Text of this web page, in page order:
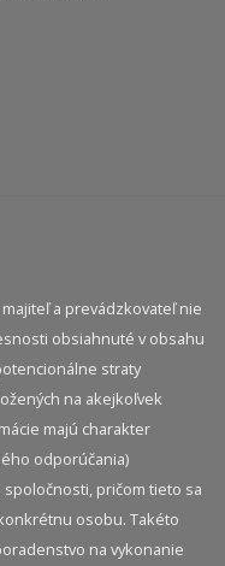
a prevádzkovateľ nie
obsiahnuté v obsahu
straty
na akejkoľvek
majú charakter
odporúčania)
pričom tieto sa
osobu. Takéto
na vykonanie